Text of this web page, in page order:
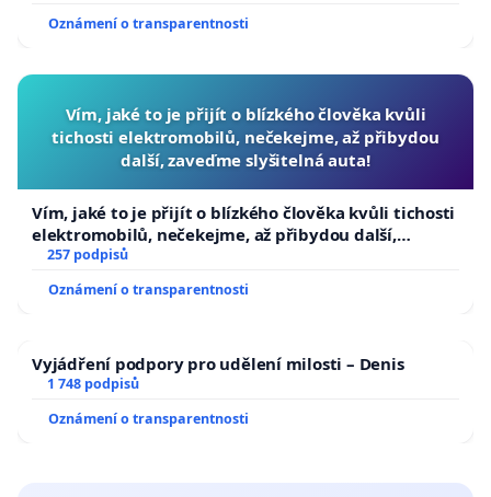
Oznámení o transparentnosti
Vím, jaké to je přijít o blízkého člověka kvůli
tichosti elektromobilů, nečekejme, až přibydou
další, zaveďme slyšitelná auta!
Vím, jaké to je přijít o blízkého člověka kvůli tichosti
elektromobilů, nečekejme, až přibydou další,
zaveďme slyšitelná auta!
257 podpisů
Oznámení o transparentnosti
Vyjádření podpory pro udělení milosti – Denis
1 748 podpisů
Oznámení o transparentnosti